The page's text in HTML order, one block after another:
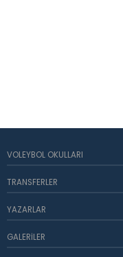
VOLEYBOL OKULLARI
TRANSFERLER
YAZARLAR
GALERILER